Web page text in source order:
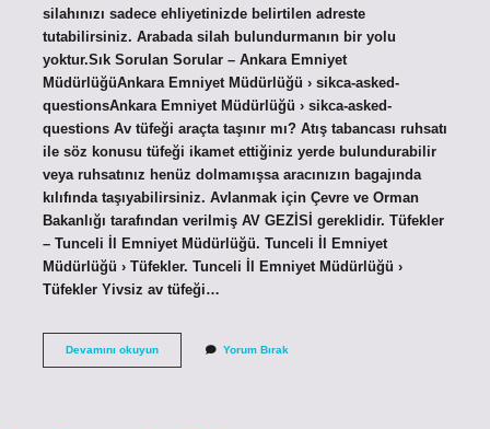
silahınızı sadece ehliyetinizde belirtilen adreste
tutabilirsiniz. Arabada silah bulundurmanın bir yolu
yoktur.Sık Sorulan Sorular – Ankara Emniyet
MüdürlüğüAnkara Emniyet Müdürlüğü › sikca-asked-
questionsAnkara Emniyet Müdürlüğü › sikca-asked-
questions Av tüfeği araçta taşınır mı? Atış tabancası ruhsatı
ile söz konusu tüfeği ikamet ettiğiniz yerde bulundurabilir
veya ruhsatınız henüz dolmamışsa aracınızın bagajında ​​
kılıfında taşıyabilirsiniz. Avlanmak için Çevre ve Orman
Bakanlığı tarafından verilmiş AV GEZİSİ gereklidir. Tüfekler
– Tunceli İl Emniyet Müdürlüğü. Tunceli İl Emniyet
Müdürlüğü › Tüfekler. Tunceli İl Emniyet Müdürlüğü ›
Tüfekler Yivsiz av tüfeği…
Devamını okuyunRuhsatlı
Yorum Bırak